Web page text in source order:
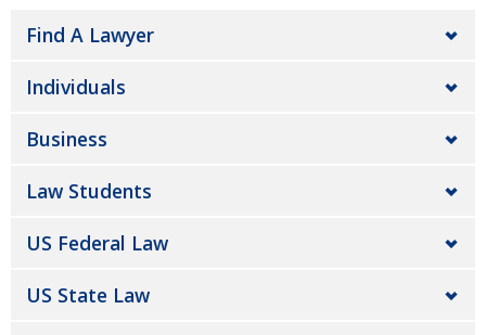
Find A Lawyer
Individuals
Business
Law Students
US Federal Law
US State Law